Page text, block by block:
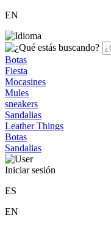
EN
Botas
Fiesta
Mocasines
Mules
sneakers
Sandalias
Leather Things
Botas
Sandalias
Iniciar sesión
ES
EN